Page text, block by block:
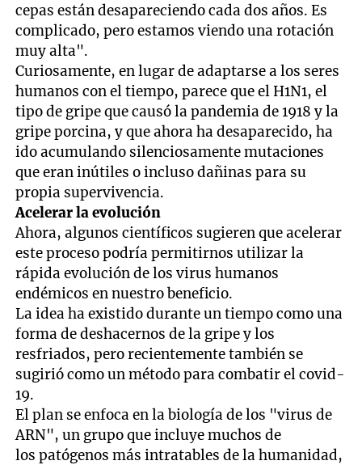
cepas están desapareciendo cada dos años. Es
complicado, pero estamos viendo una rotación
muy alta".
Curiosamente, en lugar de adaptarse a los seres
humanos con el tiempo, parece que el H1N1, el
tipo de gripe que causó la pandemia de 1918 y la
gripe porcina, y que ahora ha desaparecido, ha
ido acumulando silenciosamente mutaciones
que eran inútiles o incluso dañinas para su
propia supervivencia.
Acelerar la evolución
Ahora, algunos científicos sugieren que acelerar
este proceso podría permitirnos utilizar la
rápida evolución de los virus humanos
endémicos en nuestro beneficio.
La idea ha existido durante un tiempo como una
forma de deshacernos de la gripe y los
resfriados, pero recientemente también se
sugirió como un método para combatir el covid-
19.
El plan se enfoca en la biología de los "virus de
ARN", un grupo que incluye muchos de
los patógenos más intratables de la humanidad,